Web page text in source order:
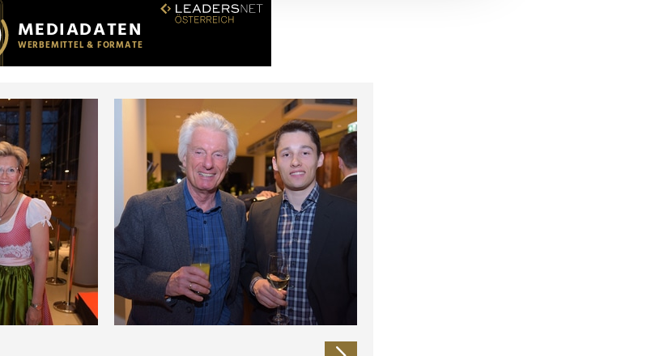
Werbung und Analysen weiter. Unsere Partner führen diese Informationen
die Sie ihnen bereitgestellt haben oder die sie im Rahmen Ihrer Nutzung